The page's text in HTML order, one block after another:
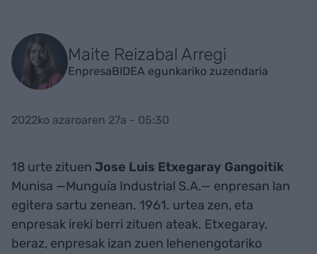
Maite Reizabal Arregi
EnpresaBIDEA egunkariko zuzendaria
2022ko azaroaren 27a - 05:30
18 urte zituen Jose Luis Etxegaray Gangoitik
Munisa —Munguía Industrial S.A.— enpresan lan
egitera sartu zenean. 1961. urtea zen, eta
enpresak ireki berri zituen ateak. Etxegaray,
beraz, enpresak izan zuen lehenengotariko